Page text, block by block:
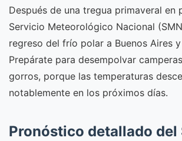
Después de una tregua primaveral en
Servicio Meteorológico Nacional
regreso del frío polar a Buenos Aires
Prepárate para desempolvar
gorros, porque las temperaturas
notablemente en los próximos días.
Pronóstico detallado del